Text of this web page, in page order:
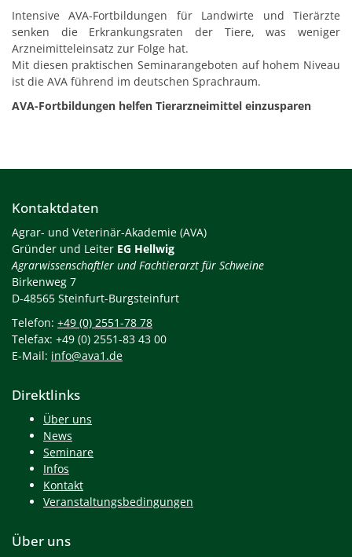
Intensive AVA-Fortbildungen für Landwirte und Tierärzte
senken die Erkrankungsraten der Tiere, was weniger
Arzneimitteleinsatz zur Folge hat.
Mit diesen praktischen Seminarangeboten auf hohem Niveau
ist die AVA führend im deutschen Sprachraum.
AVA-Fortbildungen helfen Tierarzneimittel einzusparen
Kontaktdaten
Agrar- und Veterinär-Akademie (AVA)
Gründer und Leiter EG Hellwig
Agrarwissenschaftler und Fachtierarzt für Schweine
Birkenweg 7
D-48565 Steinfurt-Burgsteinfurt
Telefon: +49 (0) 2551-78 78
Telefax: +49 (0) 2551-83 43 00
E-Mail: info@ava1.de
Direktlinks
Über uns
News
Seminare
Infos
Kontakt
Veranstaltungsbedingungen
Über uns